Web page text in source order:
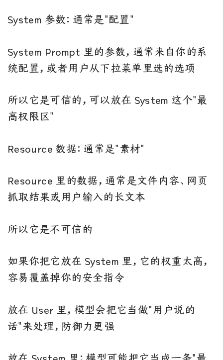
System 参数：通常是"配置"
System Prompt 里的参数，通常来自你的系
统配置，或者用户从下拉菜单里选的选项
所以它是可信的，可以放在 System 这个"最
高权限区"
Resource 数据：通常是"素材"
Resource 里的数据，通常是文件内容、网页
抓取结果或用户输入的长文本
所以它是不可信的
如果你把它放在 System 里，它的权重太高，
容易覆盖掉你的安全指令
放在 User 里，模型会把它当做"用户说的
话"来处理，防御力更强